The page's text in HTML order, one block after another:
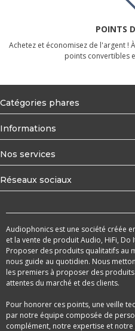
POINTS
Achetez et économisez de l'argent !
points convertibles
Catégories phares
Informations
Nos services
Réseaux sociaux
Audiophonics est une société créée
et la vente de produit Audio, HiFi,
Proposer des produits qualitatifs au
nous guide au quotidien. Nous
les premiers à proposer des
attentes du marché et des clients.
Pour honorer ces points, une veille
par notre équipe composée de
complément, notre expertise et